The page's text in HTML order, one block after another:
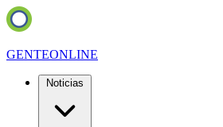
GENTEONLINE
Noticias